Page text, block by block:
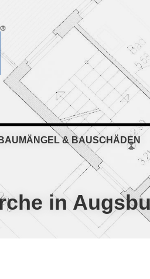
BAUMÄNGEL & BAUSCHÄDEN
in